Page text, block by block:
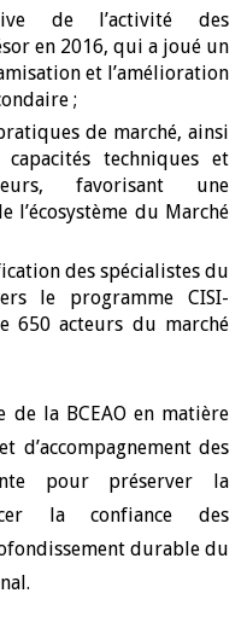
de l’activité des
en 2016, qui a joué un
et l’amélioration
;
de marché, ainsi
techniques et
favorisant une
l’écosystème du Marché
des spécialistes du
le programme CISI-
650 acteurs du marché
de la BCEAO en matière
d’accompagnement des
pour préserver la
la confiance des
durable du